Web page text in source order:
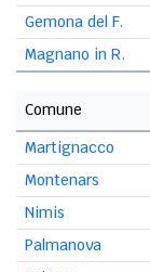
Gemona del F.
Magnano in R.
Comune
Martignacco
Montenars
Nimis
Palmanova